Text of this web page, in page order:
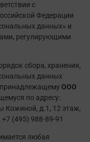
с
Федерации
данных» и
регулирующими
сбора, хранения,
данных
ООО
по адресу:
Кожиной, д.1, 12 этаж,
(495) 988-89-91
любая